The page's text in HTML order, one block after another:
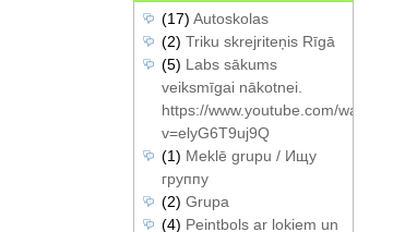
(17) Autoskolas
(2) Triku skrejriteņis Rīgā
(5) Labs sākums
veiksmīgai nākotnei.
https://www.youtube.com/watch?
v=elyG6T9uj9Q
(1) Meklē grupu / Ищу
группу
(2) Grupa
(4) Peintbols ar lokiem un